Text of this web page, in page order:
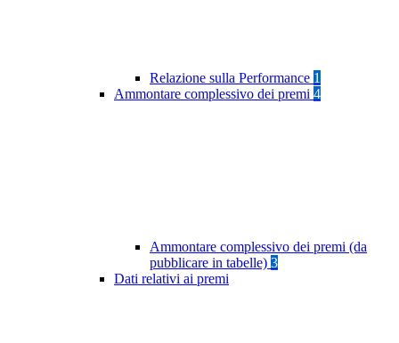
Relazione sulla Performance 1
Ammontare complessivo dei premi 4
Ammontare complessivo dei premi (da
pubblicare in tabelle) 3
Dati relativi ai premi